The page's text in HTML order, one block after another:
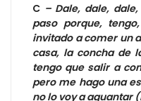
C – Dale, dale,
paso porque,
invitado a comer un
casa, la concha de
tengo que salir a
pero me hago una
no lo voy a aguantar